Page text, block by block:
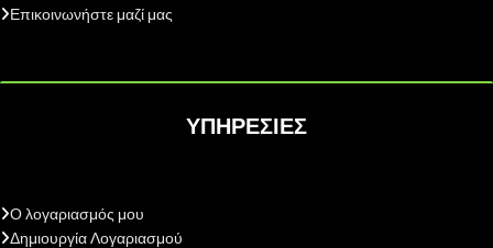
Επικοινωνήστε μαζί μας
ΥΠΗΡΕΣΙΕΣ
Ο λογαριασμός μου
Δημιουργία Λογαριασμού